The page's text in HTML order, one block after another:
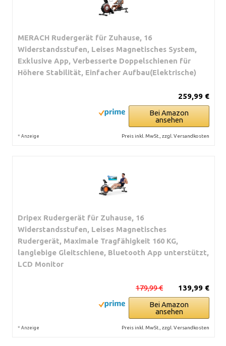
MERACH Rudergerät für Zuhause, 16
Widerstandsstufen, Leises Magnetisches System,
Exklusive App, Verbesserte Doppelschienen für
Höhere Stabilität, Einfacher Aufbau(Elektrische)
259,99 €
Bei Amazon
ansehen
* Anzeige Preis inkl. MwSt., zzgl. Versandkosten
Dripex Rudergerät für Zuhause, 16
Widerstandsstufen, Leises Magnetisches
Rudergerät, Maximale Tragfähigkeit 160 KG,
langlebige Gleitschiene, Bluetooth App unterstützt,
LCD Monitor
139,99 €
179,99 €
Bei Amazon
ansehen
* Anzeige Preis inkl. MwSt., zzgl. Versandkosten